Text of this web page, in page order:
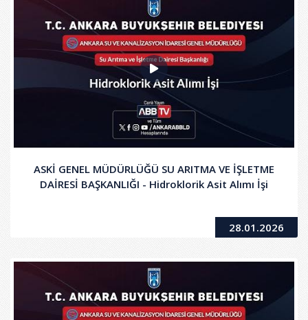
ASKİ GENEL MÜDÜRLÜĞÜ SU ARITMA VE İŞLETME
DAİRESİ BAŞKANLIĞI - Hidroklorik Asit Alımı İşi
28.01.2026